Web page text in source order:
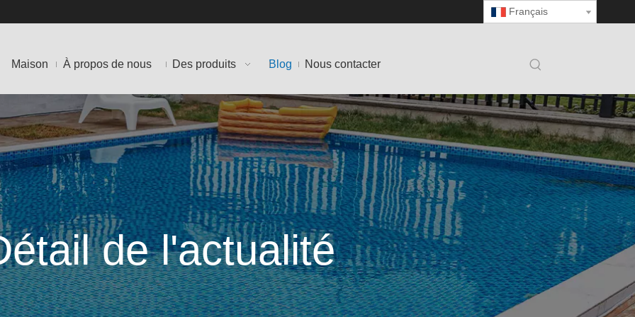
Français
Maison À propos de nous Des produits Blog Nous contacter
de l'actualité